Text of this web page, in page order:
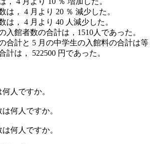
は， 4 月より 20 ％ 減少した。
は， 4 月より 40 人減少した。
入館者数の合計は，1510人であった。
計と 5 月の中学生の入館料の合計は
は， 522500 円であった。
人ですか。
何人ですか。
何人ですか。